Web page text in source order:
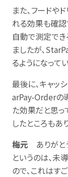
また、フードや
れる効果も確認
自動で測定でき
ましたが、
るようになって
最後に、キャッ
arPay-Orderの
た効果だと思っ
したところもあ
梅元 ありがと
というのは、
ので、これはす